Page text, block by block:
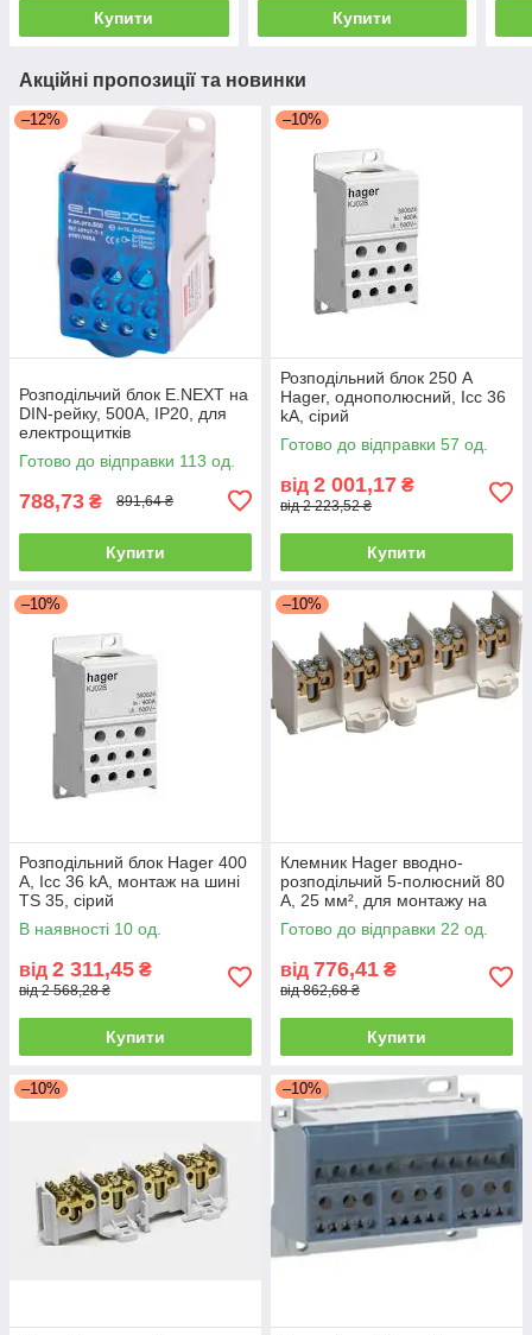
Купити Купити
Акційні пропозиції та новинки
–12%
Розподільчий блок E.NEXT на
DIN-рейку, 500А, IP20, для
електрощитків
Готово до відправки 113 од.
788,73 ₴ 891,64 ₴
Купити
–10%
Розподільний блок 250 А
Hager, однополюсний, Icc 36
kA, сірий
Готово до відправки 57 од.
від 2 001,17 ₴
від 2 223,52 ₴
Купити
–10%
Розподільний блок Hager 400
А, Icc 36 kA, монтаж на шині
TS 35, сірий
В наявності 10 од.
від 2 311,45 ₴
від 2 568,28 ₴
Купити
–10%
Клемник Hager вводно-
розподільчий 5-полюсний 80
А, 25 мм², для монтажу на
шині TS35
Готово до відправки 22 од.
від 776,41 ₴
від 862,68 ₴
Купити
–10% –10%